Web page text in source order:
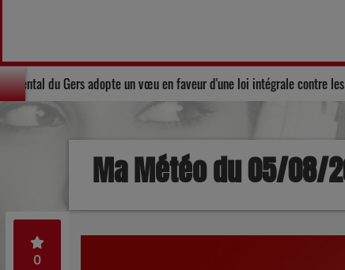
Solidarité : Le Conseil départemental du Gers adopte un vœu
Ma Météo du 05/08/
0